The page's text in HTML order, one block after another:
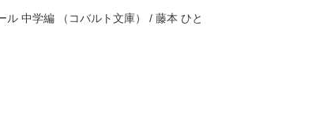
中学編 （コバルト文庫） / 藤本 ひと